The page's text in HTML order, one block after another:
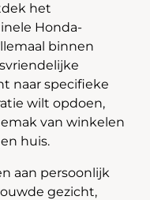
het
Honda-
binnen
naar specifieke
wilt opdoen,
van winkelen
huis.
aan persoonlijk
gezicht,